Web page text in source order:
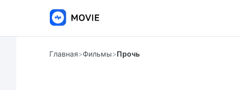
Главная>Фильмы>Прочь